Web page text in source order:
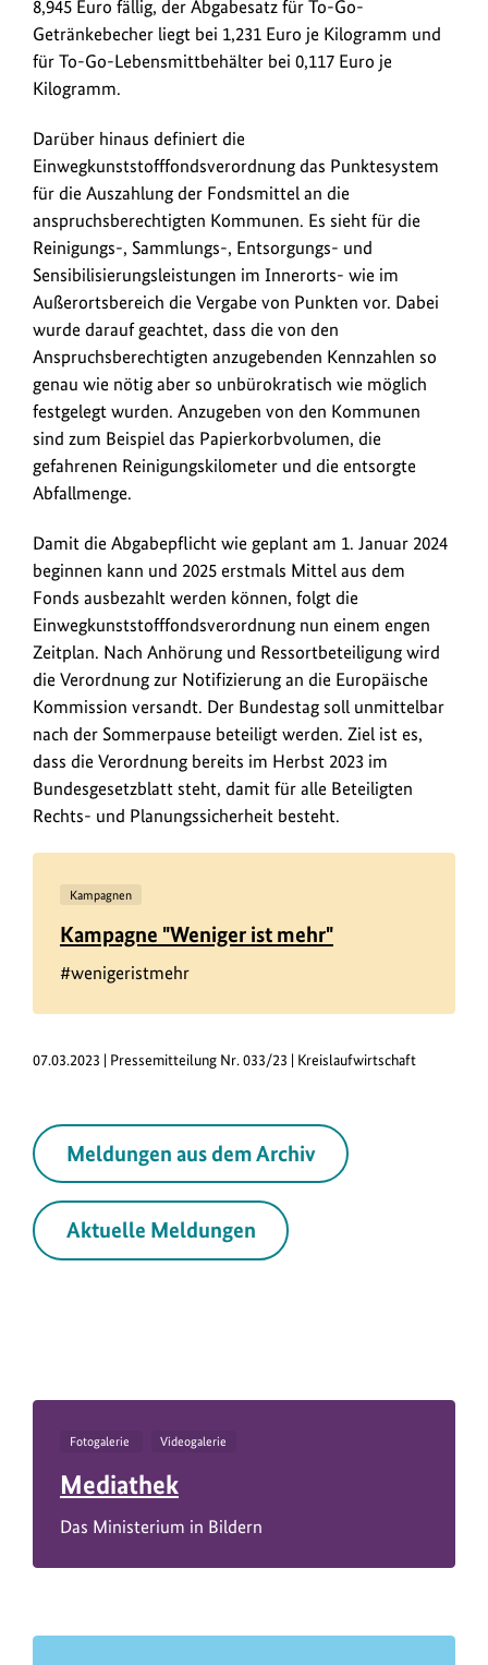
8,945 Euro fällig, der Abgabesatz für To-Go-
Getränkebecher liegt bei 1,231 Euro je Kilogramm und
für To-Go-Lebensmittbehälter bei 0,117 Euro je
Kilogramm.
Darüber hinaus definiert die
Einwegkunststofffondsverordnung das Punktesystem
für die Auszahlung der Fondsmittel an die
anspruchsberechtigten Kommunen. Es sieht für die
Reinigungs-, Sammlungs-, Entsorgungs- und
Sensibilisierungsleistungen im Innerorts- wie im
Außerortsbereich die Vergabe von Punkten vor. Dabei
wurde darauf geachtet, dass die von den
Anspruchsberechtigten anzugebenden Kennzahlen so
genau wie nötig aber so unbürokratisch wie möglich
festgelegt wurden. Anzugeben von den Kommunen
sind zum Beispiel das Papierkorbvolumen, die
gefahrenen Reinigungskilometer und die entsorgte
Abfallmenge.
Damit die Abgabepflicht wie geplant am 1. Januar 2024
beginnen kann und 2025 erstmals Mittel aus dem
Fonds ausbezahlt werden können, folgt die
Einwegkunststofffondsverordnung nun einem engen
Zeitplan. Nach Anhörung und Ressortbeteiligung wird
die Verordnung zur Notifizierung an die Europäische
Kommission versandt. Der Bundestag soll unmittelbar
nach der Sommerpause beteiligt werden. Ziel ist es,
dass die Verordnung bereits im Herbst 2023 im
Bundesgesetzblatt steht, damit für alle Beteiligten
Rechts- und Planungssicherheit besteht.
Kampagnen
Kampagne "Weniger ist mehr"
#wenigeristmehr
07.03.2023 | Pressemitteilung Nr. 033/23 | Kreislaufwirtschaft
Meldungen aus dem Archiv
Aktuelle Meldungen
Fotogalerie Videogalerie
Mediathek
Das Ministerium in Bildern